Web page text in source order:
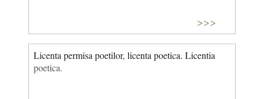
>>>
Licenta permisa poetilor, licenta poetica. Licentia
poetica.